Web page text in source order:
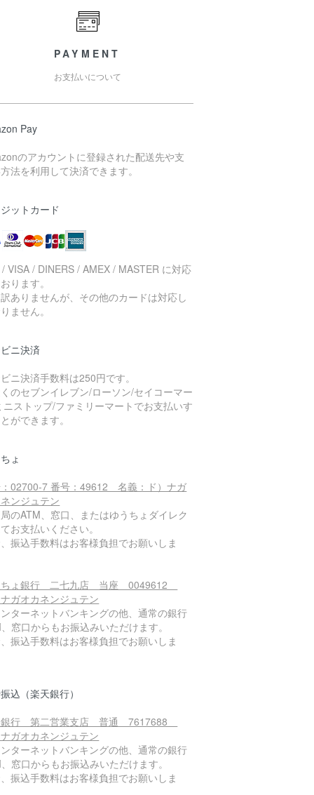
PAYMENT
お支払いについて
Pay
のアカウントに登録された配送先や支
法を利用して決済できます。
ットカード
VISA / DINERS / AMEX / MASTER に対応
ります。
ありませんが、その他のカードは対応し
ません。
ニ決済
ニ決済手数料は250円です。
のセブンイレブン/ローソン/セイコーマー
ニストップ/ファミリーマートでお支払いす
ができます。
ょ
02700-7 番号：49612 名義：ド）ナガ
ンジュテン
のATM、窓口、またはゆうちょダイレク
お支払いください。
振込手数料はお客様負担でお願いしま
ちょ銀行 二七九店 当座 0049612
ナガオカネンジュテン
ターネットバンキングの他、通常の銀行
窓口からもお振込みいただけます。
振込手数料はお客様負担でお願いしま
込（楽天銀行）
銀行 第二営業支店 普通 7617688
ナガオカネンジュテン
ターネットバンキングの他、通常の銀行
窓口からもお振込みいただけます。
振込手数料はお客様負担でお願いしま